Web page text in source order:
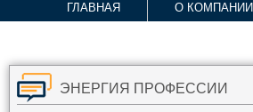
ГЛАВНАЯ О КОМПАНИИ
ЭНЕРГИЯ ПРОФЕССИИ